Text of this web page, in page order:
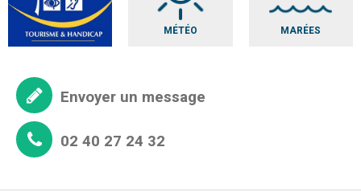
MÉTÉO MARÉES
Envoyer un message
02 40 27 24 32